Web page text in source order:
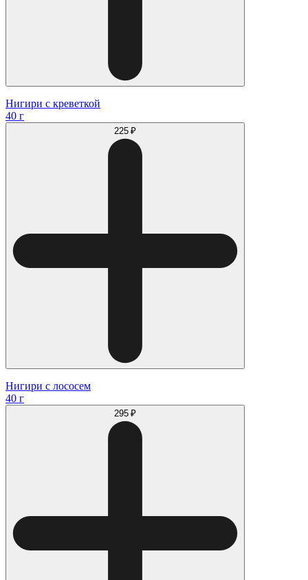
Нигири с креветкой
40 г
225 ₽
Нигири с лососем
40 г
295 ₽